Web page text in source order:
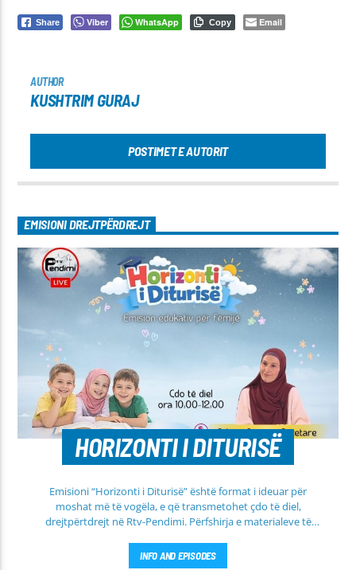
Share Viber WhatsApp Copy Email
AUTHOR
KUSHTRIM GURAJ
POSTIMET E AUTORIT
EMISIONI DREJTPËRDREJT
HORIZONTI I DITURISË
Emisioni “Horizonti i Diturisë” është format i ideuar për
moshat më të vogëla, e që transmetohet çdo të diel,
drejtpërtdrejt në Rtv-Pendimi. Përfshirja e materialeve të
rrugën e duhur të besimit Islam, janë pikësynimi kryesor i
INFO AND EPISODES